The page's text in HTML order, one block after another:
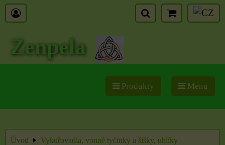
Zenpela
Produkty Menu
Úvod
Vykuřovadla, vonné tyčinky a šišky, uhlíky